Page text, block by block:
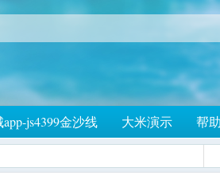
js4399金沙线 大米演示 帮